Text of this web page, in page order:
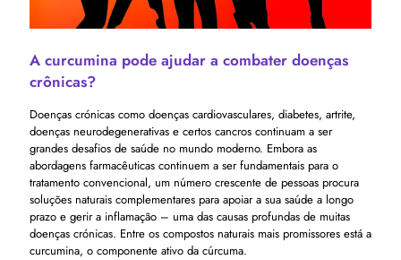
A curcumina pode ajudar a combater doenças
crônicas?
Doenças crónicas como doenças cardiovasculares, diabetes, artrite,
doenças neurodegenerativas e certos cancros continuam a ser
grandes desafios de saúde no mundo moderno. Embora as
abordagens farmacêuticas continuem a ser fundamentais para o
tratamento convencional, um número crescente de pessoas procura
soluções naturais complementares para apoiar a sua saúde a longo
prazo e gerir a inflamação – uma das causas profundas de muitas
doenças crónicas. Entre os compostos naturais mais promissores está a
curcumina, o componente ativo da cúrcuma.